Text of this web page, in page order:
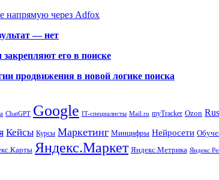
напрямую через Adfox
— нет
его в поиске
продвижения в новой логике поиска
ChatGPT Google IT-специалисты Mail.ru myTracker Ozon
Кейсы Курсы Маркетинг Минцифры Нейросети
Яндекс.Маркет Яндекс.Метрика Яндекс